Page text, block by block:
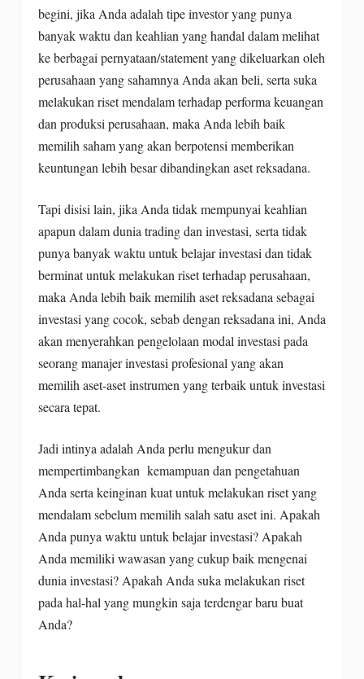
begini, jika Anda adalah tipe investor yang punya
banyak waktu dan keahlian yang handal dalam melihat
ke berbagai pernyataan/statement yang dikeluarkan oleh
perusahaan yang sahamnya Anda akan beli, serta suka
melakukan riset mendalam terhadap performa keuangan
dan produksi perusahaan, maka Anda lebih baik
memilih saham yang akan berpotensi memberikan
keuntungan lebih besar dibandingkan aset reksadana.
Tapi disisi lain, jika Anda tidak mempunyai keahlian
apapun dalam dunia trading dan investasi, serta tidak
punya banyak waktu untuk belajar investasi dan tidak
berminat untuk melakukan riset terhadap perusahaan,
maka Anda lebih baik memilih aset reksadana sebagai
investasi yang cocok, sebab dengan reksadana ini, Anda
akan menyerahkan pengelolaan modal investasi pada
seorang manajer investasi profesional yang akan
memilih aset-aset instrumen yang terbaik untuk investasi
secara tepat.
Jadi intinya adalah Anda perlu mengukur dan
mempertimbangkan kemampuan dan pengetahuan
Anda serta keinginan kuat untuk melakukan riset yang
mendalam sebelum memilih salah satu aset ini. Apakah
Anda punya waktu untuk belajar investasi? Apakah
Anda memiliki wawasan yang cukup baik mengenai
dunia investasi? Apakah Anda suka melakukan riset
pada hal-hal yang mungkin saja terdengar baru buat
Anda?